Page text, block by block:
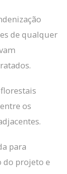
de qualquer
os
para
do projeto e